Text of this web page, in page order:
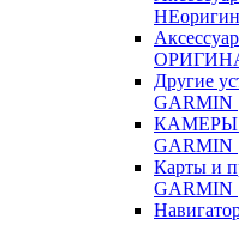
Другие
GARMIN
КАМЕРЫ
GARMIN
Карты и
GARMIN